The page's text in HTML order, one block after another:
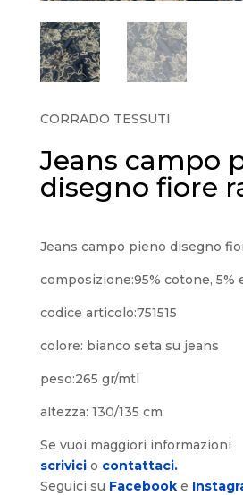
CORRADO TESSUTI
Jeans campo
disegno fiore
Jeans campo pieno disegno
composizione:95% cotone, 5%
codice articolo:751515
colore: bianco seta su jeans
peso:265 gr/mtl
altezza: 130/135 cm
Se vuoi maggiori informazioni
scrivici o contattaci.
Seguici su Facebooke